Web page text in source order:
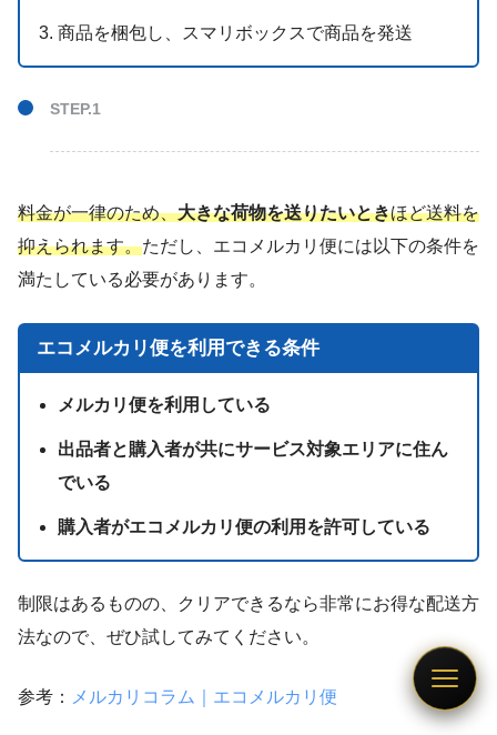
商品を梱包し、スマリボックスで商品を発送
料金が一律のため、大きな荷物を送りたいときほど送料を
抑えられます。ただし、エコメルカリ便には以下の条件を
満たしている必要があります。
エコメルカリ便を利用できる条件
メルカリ便を利用している
出品者と購入者が共にサービス対象エリアに住ん
でいる
購入者がエコメルカリ便の利用を許可している
制限はあるものの、クリアできるなら非常にお得な配送方
法なので、ぜひ試してみてください。
参考： メルカリコラム｜エコメルカリ便